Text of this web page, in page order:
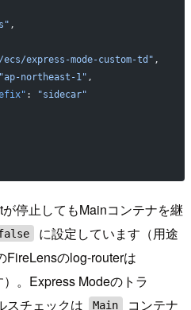
,
ecs/express-mode-custom-td" ,
"ap-northeast-1" ,
:
"sidecar"
停止してもMainコンテナを継
に設定しています（用途
FireLensのlog-routerは
）。Express Modeのトラ
スチェックは
Main コンテナ